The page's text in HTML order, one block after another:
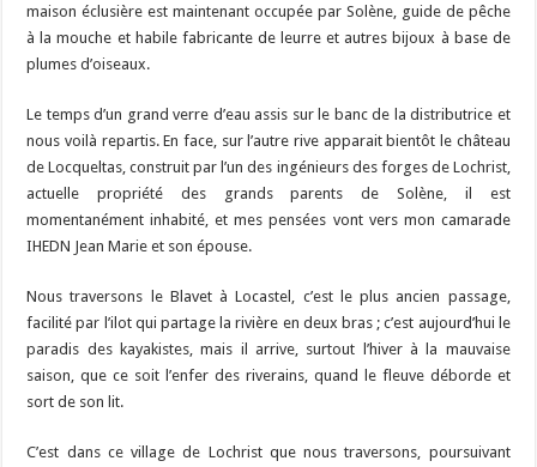
maison éclusière est maintenant occupée par Solène, guide de pêche
à la mouche et habile fabricante de leurre et autres bijoux à base de
plumes d’oiseaux.
Le temps d’un grand verre d’eau assis sur le banc de la distributrice et
nous voilà repartis. En face, sur l’autre rive apparait bientôt le château
de Locqueltas, construit par l’un des ingénieurs des forges de Lochrist,
actuelle propriété des grands parents de Solène, il est
momentanément inhabité, et mes pensées vont vers mon camarade
IHEDN Jean Marie et son épouse.
Nous traversons le Blavet à Locastel, c’est le plus ancien passage,
facilité par l’ilot qui partage la rivière en deux bras ; c’est aujourd’hui le
paradis des kayakistes, mais il arrive, surtout l’hiver à la mauvaise
saison, que ce soit l’enfer des riverains, quand le fleuve déborde et
sort de son lit.
C’est dans ce village de Lochrist que nous traversons, poursuivant